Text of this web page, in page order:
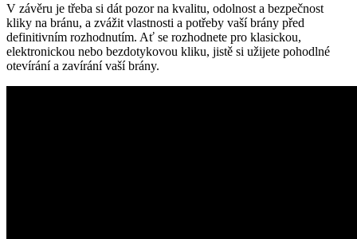
V závěru ⁤je‌ třeba si dát pozor na kvalitu,‌ odolnost​ a bezpečnost
kliky na ‌bránu, a zvážit vlastnosti a potřeby vaší brány před
definitivním rozhodnutím. Ať ⁣se‌ rozhodnete pro klasickou,
elektronickou nebo ‍bezdotykovou kliku, jistě ⁣si užijete pohodlné
otevírání a⁣ zavírání vaší ⁣brány.